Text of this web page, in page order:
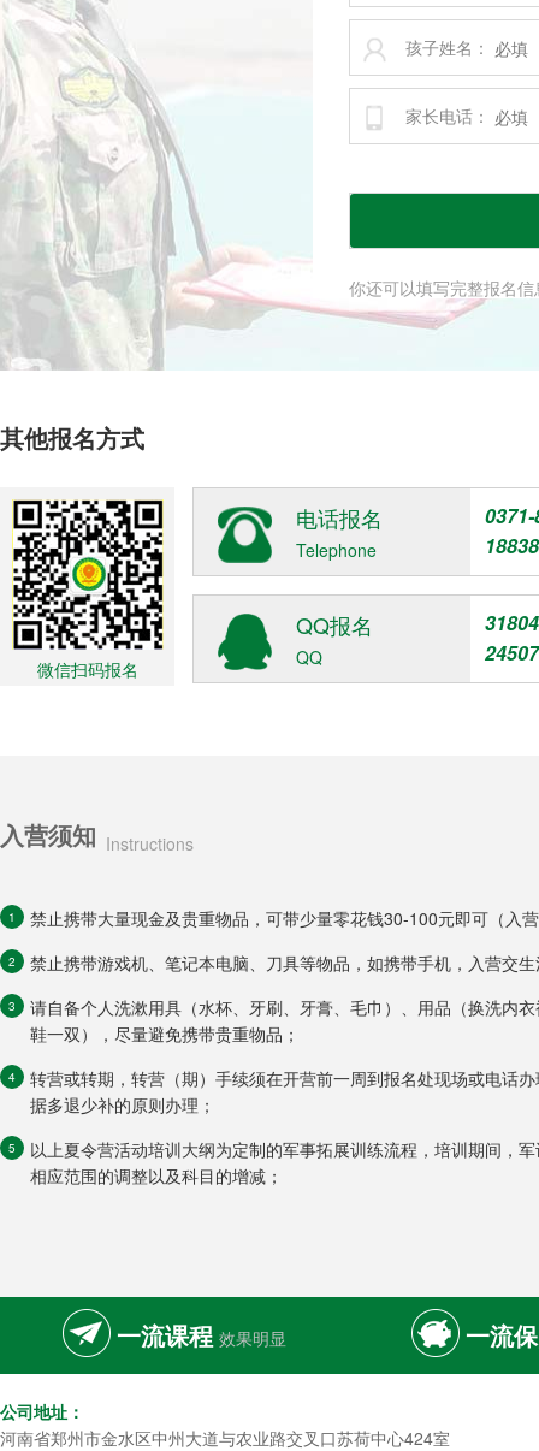
孩子姓名：
家长电话：
你还可以填写完整报名信
其他报名方式
微信扫码报名
电话报名
Telephone
QQ报名
QQ
入营须知 Instructions
1 禁止携带大量现金及贵重物品，可带少量零花钱30-100元即可（入
2 禁止携带游戏机、笔记本电脑、刀具等物品，如携带手机，入营交
3
请自备个人洗漱用具（水杯、牙刷、牙膏、毛巾）、用品（换洗内
鞋一双），尽量避免携带贵重物品；
4
转营或转期，转营（期）手续须在开营前一周到报名处现场或电话
据多退少补的原则办理；
5
以上夏令营活动培训大纲为定制的军事拓展训练流程，培训期间，
相应范围的调整以及科目的增减；
一流课程 效果明显 一流
公司地址：
河南省郑州市金水区中州大道与农业路交叉口苏荷中心424室